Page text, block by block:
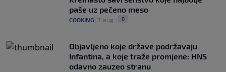
paše uz pečeno meso
COOKING 7. aug. 0
Objavljeno koje države podržavaju
Infantina, a koje traže promjene: HNS
odavno zauzeo stranu